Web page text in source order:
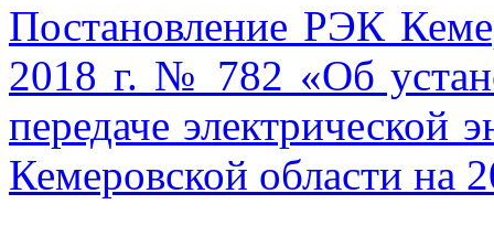
Постановление РЭК
2018 г. № 782 «Об
передаче электрической
Кемеровской области на